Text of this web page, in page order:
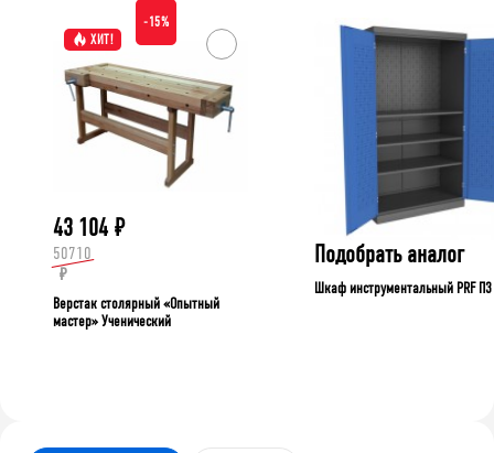
ХИТ!
-15%
43 104 ₽
50710
₽
Верстак столярный «Опытный
мастер» Ученический
Подобрать аналог
Шкаф инструментальный PRF П3